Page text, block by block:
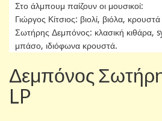
Στο άλμπουμ παίζουν οι μουσικοί:
Γιώργος Κίτσιος: βιολί, βιόλα,
Σωτήρης Δεμπόνος: κλασική κιθάρα,
μπάσο, ιδιόφωνα κρουστά.
Δεμπόνος
LP